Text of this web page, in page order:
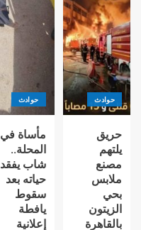
حوادث
حريق
يلتهم
مصنع
ملابس
بحي
الزيتون
بالقاهرة
حوادث
مأساة في
المحلة..
شاب يفقد
حياته بعد
سقوط
يافطة
إعلانية